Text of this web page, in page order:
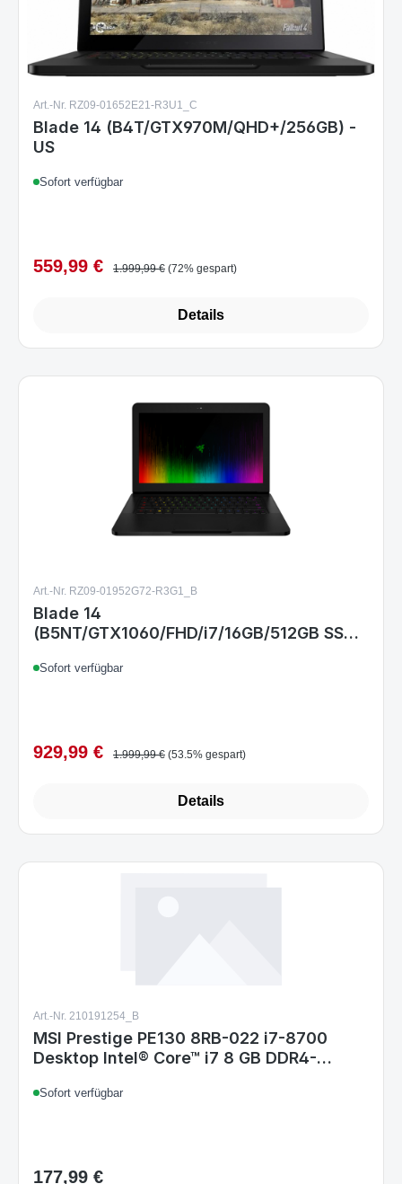
Art.-Nr. RZ09-01652E21-R3U1_C
Blade 14 (B4T/GTX970M/QHD+/256GB) -
US
Sofort verfügbar
Verkaufspreis:
559,99 € Regulärer Preis:
1.999,99 € (72% gespart)
Details
Art.-Nr. RZ09-01952G72-R3G1_B
Blade 14
(B5NT/GTX1060/FHD/i7/16GB/512GB SSD)
Sofort verfügbar
Verkaufspreis:
929,99 € Regulärer Preis:
1.999,99 € (53.5% gespart)
Details
Art.-Nr. 210191254_B
MSI Prestige PE130 8RB-022 i7-8700
Desktop Intel® Core™ i7 8 GB DDR4-
Home PC
Sofort verfügbar
Regulärer Preis:
177,99 €